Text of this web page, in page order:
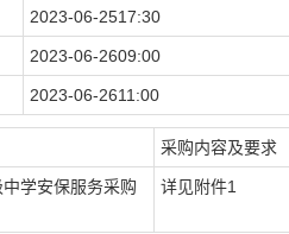
2023-06-2517:30
2023-06-2609:00
2023-06-2611:00
采购内容及要求
学安保服务采购
详见附件1